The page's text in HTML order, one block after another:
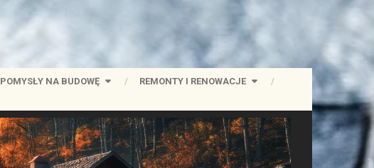
POMYSŁY NA BUDOWĘ
REMONTY I RENOWACJE